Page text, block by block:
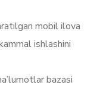
mobil ilova
ishlashini
bazasi